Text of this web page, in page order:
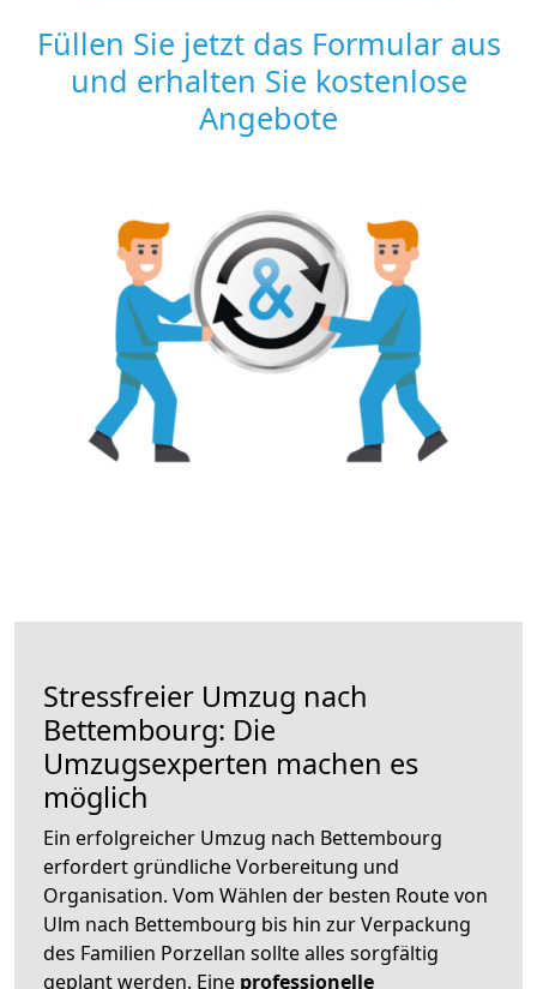
Füllen Sie jetzt das Formular aus
und erhalten Sie kostenlose
Angebote
Stressfreier Umzug nach
Bettembourg: Die
Umzugsexperten machen es
möglich
Ein erfolgreicher Umzug nach Bettembourg
erfordert gründliche Vorbereitung und
Organisation. Vom Wählen der besten Route von
Ulm nach Bettembourg bis hin zur Verpackung
des Familien Porzellan sollte alles sorgfältig
geplant werden. Eine professionelle